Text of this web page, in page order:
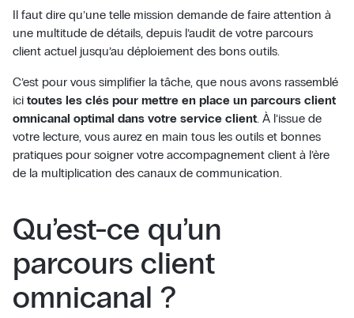
Il faut dire qu’une telle mission demande de faire attention à
une multitude de détails, depuis l’audit de votre parcours
client actuel jusqu’au déploiement des bons outils.
C’est pour vous simplifier la tâche, que nous avons rassemblé
icitoutes les clés pour mettre en place un parcours client
omnicanal optimal dans votre service client. À l’issue de
votre lecture, vous aurez en main tous les outils et bonnes
pratiques pour soigner votre accompagnement client à l’ère
de la multiplication des canaux de communication.
Qu’est-ce qu’un
parcours client
omnicanal ?